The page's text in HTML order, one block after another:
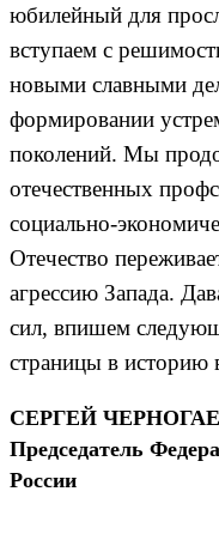
юбилейный для
вступаем с
новыми славными
формировании
поколений. Мы
отечественных
социально-
Отечество
агрессию Запада.
сил, впишем
страницы в историю
СЕРГЕЙ
Председатель
России